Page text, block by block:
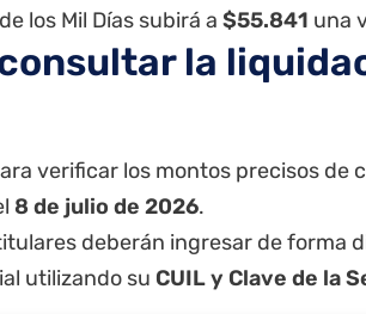
los Mil Días subirá a $55.841 una
la
verificar los montos precisos de
8 de julio de 2026.
deberán ingresar de forma
utilizando su CUIL y Clave de la